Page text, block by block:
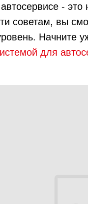
-
советам, вы
Начните
для